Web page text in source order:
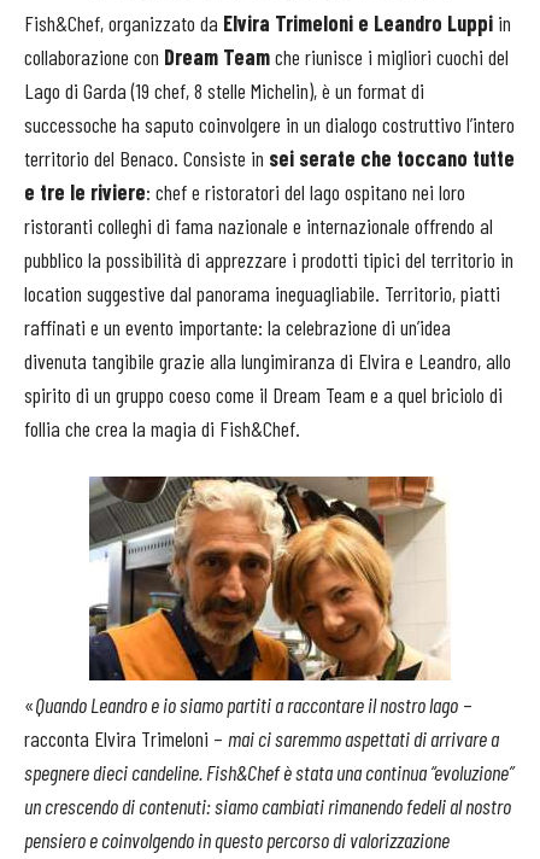
Fish&Chef, organizzato da Elvira Trimeloni e Leandro Luppi in
collaborazione con Dream Teamche riunisce i migliori cuochi del
Lago di Garda (19 chef, 8 stelle Michelin), è un format di
successoche ha saputo coinvolgere in un dialogo costruttivo l’intero
territorio del Benaco. Consiste in sei serate che toccano tutte
e tre le riviere: chef e ristoratori del lago ospitano nei loro
ristoranti colleghi di fama nazionale e internazionale offrendo al
pubblico la possibilità di apprezzare i prodotti tipici del territorio in
location suggestive dal panorama ineguagliabile. Territorio, piatti
raffinati e un evento importante: la celebrazione di un’idea
divenuta tangibile grazie alla lungimiranza di Elvira e Leandro, allo
spirito di un gruppo coeso come il Dream Team e a quel briciolo di
follia che crea la magia di Fish&Chef.
«Quando Leandro e io siamo partiti a raccontare il nostro lago –
racconta Elvira Trimeloni – mai ci saremmo aspettati di arrivare a
spegnere dieci candeline. Fish&Chef è stata una continua “evoluzione”
un crescendo di contenuti: siamo cambiati rimanendo fedeli al nostro
pensiero e coinvolgendo in questo percorso di valorizzazione